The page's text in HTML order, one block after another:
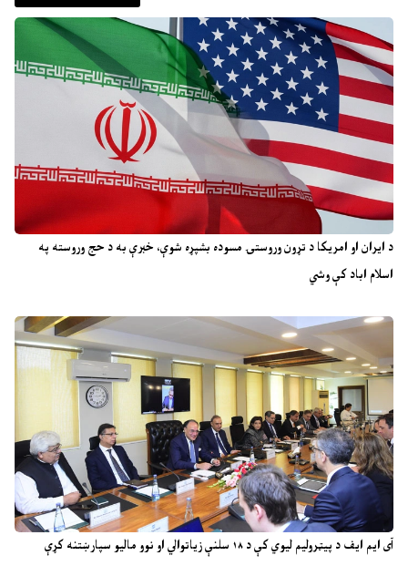
د ایران او امریکا د تړون وروستۍ مسوده بشپړه شوې، خبرې به د حج وروسته په
اسلام اباد کې وشي
آی ایم ایف د پیټرولیم لیوي کې د ۱۸ سلنې زیاتوالي او نوو مالیو سپارښتنه کړې